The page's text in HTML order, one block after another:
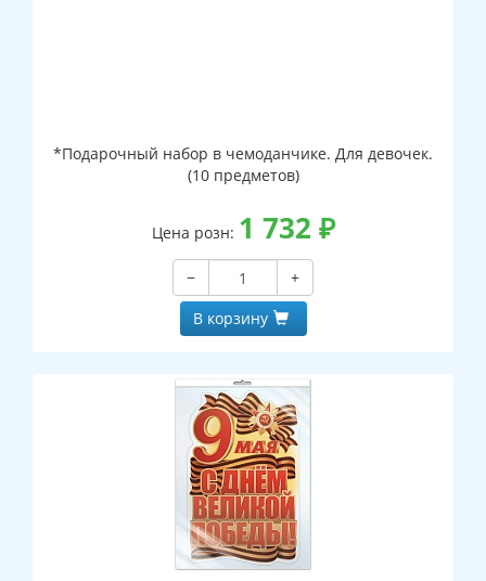
*Подарочный набор в чемоданчике. Для девочек.
(10 предметов)
Цена розн: 1 732 ₽
−
+
В корзину